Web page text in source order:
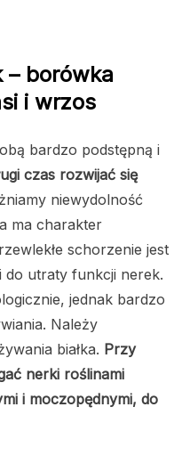
– borówka
i wrzos
bardzo podstępną i
czas rozwijać się
niewydolność
ma charakter
schorzenie jest
do utraty funkcji nerek.
jednak bardzo
Należy
białka. Przy
nerki roślinami
i moczopędnymi, do